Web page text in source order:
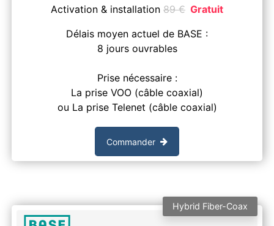
Activation & installation 89€ Gratuit
Délais moyen actuel de BASE :
8 jours ouvrables
Prise nécessaire :
La prise VOO (câble coaxial)
ou La prise Telenet (câble coaxial)
Commander
Hybrid Fiber-Coax